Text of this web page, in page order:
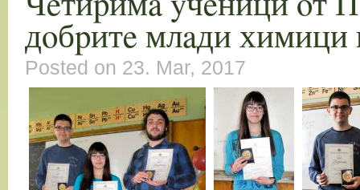
дoбpитe млaди химици
Posted on 23. Mar, 2017